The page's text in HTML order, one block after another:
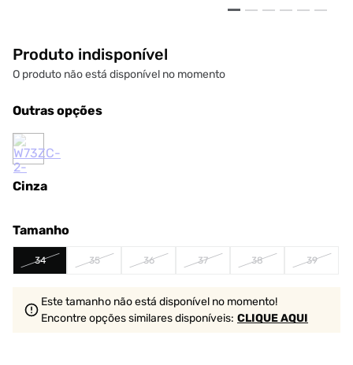
Produto indisponível
O produto não está disponível no momento
Outras opções
Cinza
Tamanho
34 35 36 37 38 39
Este tamanho não está disponível no momento!
Encontre opções similaresdisponíveis: CLIQUE AQUI